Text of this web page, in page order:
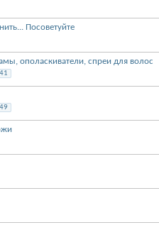
Посоветуйте
ополаскиватели, спреи для волос
41
49